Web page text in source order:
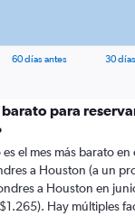
60 días antes 30
barato para
el mes más barato
a Houston (a un
a Houston en
Hay múltiples